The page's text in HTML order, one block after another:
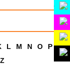
Home
L M N O
P
Z